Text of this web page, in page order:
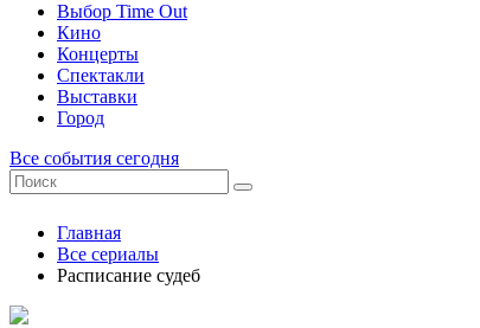
Выбор Time Out
Кино
Концерты
Спектакли
Выставки
Город
Все события сегодня
Главная
Все сериалы
Расписание судеб